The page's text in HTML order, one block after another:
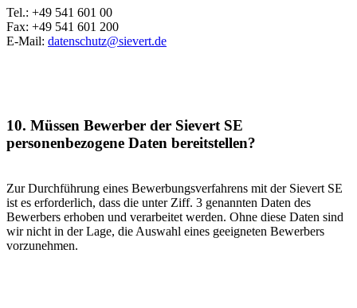
Tel.: +49 541 601 00
Fax: +49 541 601 200
E-Mail: datenschutz@sievert.de
10. Müssen Bewerber der Sievert SE
personenbezogene Daten bereitstellen?
Zur Durchführung eines Bewerbungsverfahrens mit der Sievert SE
ist es erforderlich, dass die unter Ziff. 3 genannten Daten des
Bewerbers erhoben und verarbeitet werden. Ohne diese Daten sind
wir nicht in der Lage, die Auswahl eines geeigneten Bewerbers
vorzunehmen.